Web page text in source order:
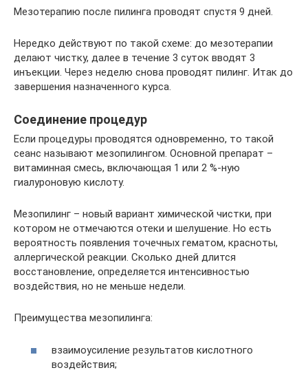
Мезотерапию после пилинга проводят спустя 9 дней.
Нередко действуют по такой схеме: до мезотерапии
делают чистку, далее в течение 3 суток вводят 3
инъекции. Через неделю снова проводят пилинг. Итак до
завершения назначенного курса.
Соединение процедур
Если процедуры проводятся одновременно, то такой
сеанс называют мезопилингом. Основной препарат –
витаминная смесь, включающая 1 или 2 %-ную
гиалуроновую кислоту.
Мезопилинг – новый вариант химической чистки, при
котором не отмечаются отеки и шелушение. Но есть
вероятность появления точечных гематом, красноты,
аллергической реакции. Сколько дней длится
восстановление, определяется интенсивностью
воздействия, но не меньше недели.
Преимущества мезопилинга:
взаимоусиление результатов кислотного
воздействия;